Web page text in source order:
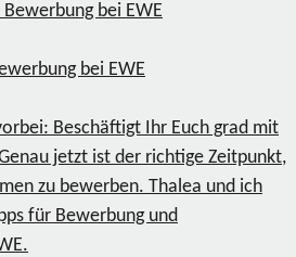
bei EWE
Beschäftigt Ihr Euch grad mit
jetzt ist der richtige Zeitpunkt,
zu bewerben. Thalea und ich
für Bewerbung und